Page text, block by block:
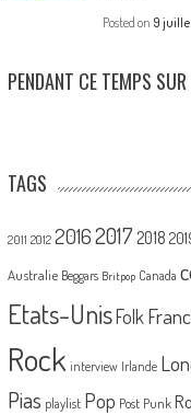
Posted on 9
PENDANT CE TEMPS
TAGS
2011 2012 20162017 2018
Australie Beggars Britpop Canada
Etats-UnisFolk
Rock interview Irlande
Pias playlist Pop Post Punk